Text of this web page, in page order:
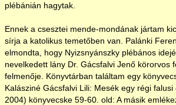
Régi fényképek
Dalkör
Mesék
plébánián hagytak.
Ennek a csesztei mende-mondának jártam
sírja a katolikus temetőben van. Palánki
elmondta, hogy Nyizsnyánszky plébános
nevelkedett lány Dr. Gácsfalvi Jenő körorvos
felmenője. Könyvtárban találtam egy
Kalásziné Gácsfalvi Lili: Mesék egy régi
2004) könyvecske 59-60. old: A másik